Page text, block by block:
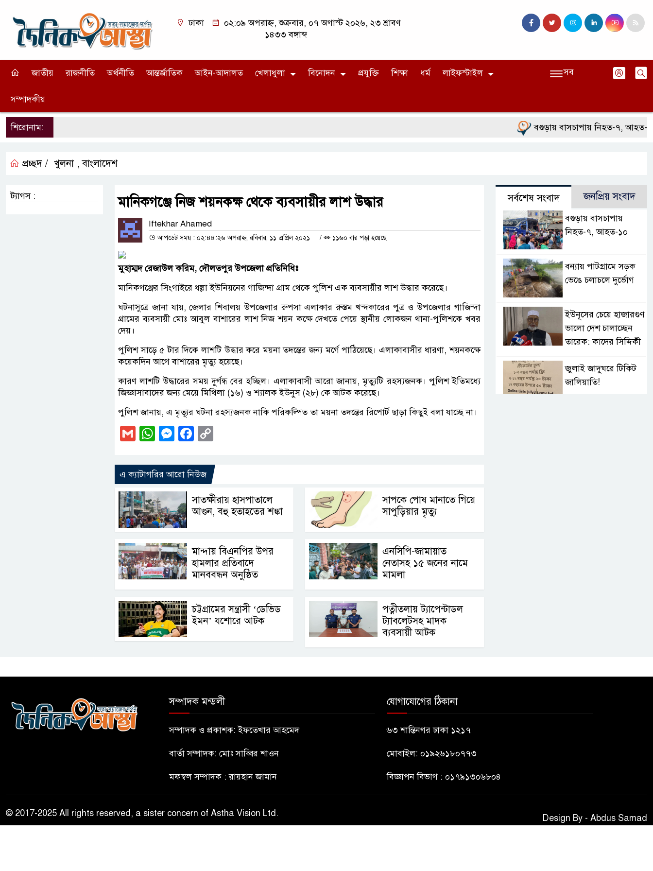
ঢাকা
০২:০৯ অপরাহ্ন, শুক্রবার, ০৭ অগাস্ট ২০২৬, ২৩ শ্রাবণ
১৪৩৩ বঙ্গাব্দ
জাতীয় রাজনীতি অর্থনীতি আন্তর্জাতিক আইন-আদালত খেলাধুলা বিনোদন প্রযুক্তি শিক্ষা ধর্ম লাইফস্টাইল
সম্পাদকীয়
সব
শিরোনাম: বগুড়ায় বাসচাপায় নিহত-৭, আহত-১০
প্রচ্ছদ / খুলনা ,বাংলাদেশ
মানিকগঞ্জে নিজ শয়নকক্ষ থেকে ব্যবসায়ীর লাশ উদ্ধার
Iftekhar Ahamed
আপডেট সময় : ০২:৪৪:২৬ অপরাহ্ন, রবিবার, ১১ এপ্রিল ২০২১ / ১১৬০ বার পড়া হয়েছে
মুহাম্মদ রেজাউল করিম, দৌলতপুর উপজেলা প্রতিনিধিঃ
মানিকগঞ্জের সিংগাইরে ধল্লা ইউনিয়নের গাজিন্দা গ্রাম থেকে পুলিশ এক ব্যবসায়ীর লাশ উদ্ধার করেছে।
ঘটনাসুত্রে জানা যায়, জেলার শিবালয় উপজেলার রুপসা এলাকার রুস্তম খন্দকারের পুত্র ও উপজেলার গাজিন্দা
গ্রামের ব্যবসায়ী মোঃ আবুল বাশারের লাশ নিজ শয়ন কক্ষে দেখতে পেয়ে স্থানীয় লোকজন থানা-পুলিশকে খবর
দেয়।
পুলিশ সাড়ে ৫ টার দিকে লাশটি উদ্ধার করে ময়না তদন্তের জন্য মর্গে পাঠিয়েছে। এলাকাবাসীর ধারণা, শয়নকক্ষে
কয়েকদিন আগে বাশারের মৃত্যু হয়েছে।
কারণ লাশটি উদ্ধারের সময় দুর্গন্ধ বের হচ্ছিল। এলাকাবাসী আরো জানায়, মৃত্যুটি রহস্যজনক। পুলিশ ইতিমধ্যে
জিজ্ঞাসাবাদের জন্য মেয়ে মিথিলা (১৬) ও শ্যালক ইউনুস (২৮) কে আটক করেছে।
পুলিশ জানায়, এ মৃত্যূর ঘটনা রহস্যজনক নাকি পরিকল্পিত তা ময়না তদন্তের রিপোর্ট ছাড়া কিছুই বলা যাচ্ছে না।
GmailWhatsApp
Messenger
Facebook
এ ক্যাটাগরির আরো নিউজ
সাতক্ষীরায় হাসপাতালে
আগুন, বহু হতাহতের শঙ্কা
সাপকে পোষ মানাতে গিয়ে
সাপুড়িয়ার মৃত্যু
মান্দায় বিএনপির উপর
হামলার প্রতিবাদে
মানববন্ধন অনুষ্ঠিত
এনসিপি-জামায়াত
নেতাসহ ১৫ জনের নামে
মামলা
চট্টগ্রামের সন্ত্রাসী ‘ডেভিড
ইমন’ যশোরে আটক
পত্নীতলায় ট্যাপেন্টাডল
ট্যাবলেটসহ মাদক
ব্যবসায়ী আটক
ট্যাগস : সর্বশেষ সংবাদ জনপ্রিয় সংবাদ
বগুড়ায় বাসচাপায়
নিহত-৭, আহত-১০
বন্যায় পাটগ্রামে সড়ক
ভেঙে চলাচলে দুর্ভোগ
ইউনূসের চেয়ে হাজারগুণ
ভালো দেশ চালাচ্ছেন
তারেক: কাদের সিদ্দিকী
জুলাই জাদুঘরে টিকিট
জালিয়াতি!
হাসিনাকে সংবাদমাধ্যমে
সম্পাদক মন্ডলী
সম্পাদক ও প্রকাশক: ইফতেখার আহমেদ
বার্তা সম্পাদক: মোঃ সাব্বির শাওন
মফস্বল সম্পাদক : রায়হান জামান
যোগাযোগের ঠিকানা
৬৩ শান্তিনগর ঢাকা ১২১৭
মোবাইল: ০১৯২৬১৮০৭৭৩
বিজ্ঞাপন বিভাগ : ০১৭৯১৩০৬৮০৪
© 2017-2025 All rights reserved, a sister concern of Astha Vision Ltd. Design By - Abdus Samad